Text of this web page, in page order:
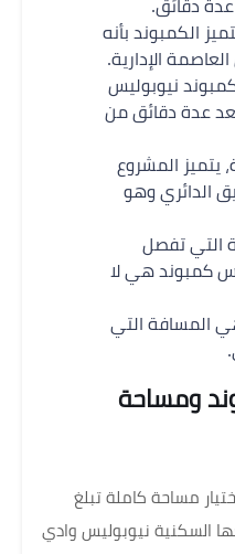
دقائق.
الكمبوند بأنه
الإدارية.
كمبوند نيوبوليس
عدة دقائق من
يتميز المشروع
الدائري وهو
التي تفصل
كمبوند هي لا
فقط هي المسافة التي
ومساحة
مساحة كاملة تبلغ
السكنية نيوبوليس وادي